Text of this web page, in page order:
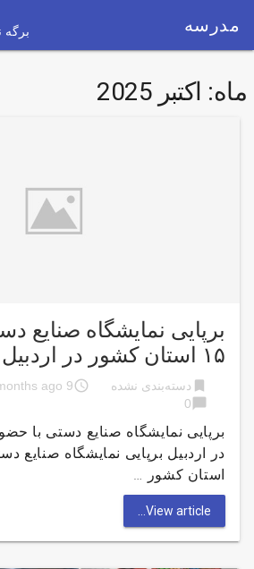
مدرسه برگه
ماه: اکتبر 2025
برپایی نمایشگاه صنایع
۱۵ استان کشور در اردبیل
bookmark دسته‌بندی نشده access_time
9 months ago
chat_bubble
0
استان کشور …
View article...